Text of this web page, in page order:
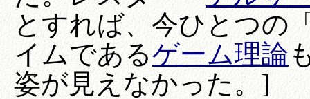
とすれば、今ひとつの
イムであるゲーム理論
姿が見えなかった。]